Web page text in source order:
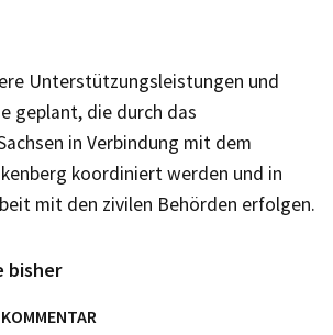
Unterstützungsleistungen und
geplant, die durch das
in Verbindung mit dem
koordiniert werden und in
mit den zivilen Behörden erfolgen.
bisher